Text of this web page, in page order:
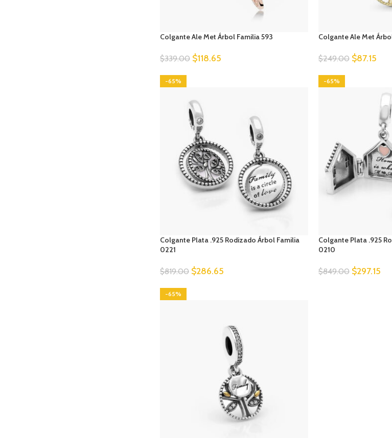
Colgante Ale Met Árbol Familia 593
$339.00 $118.65
Colgante Ale Met
$249.00 $87.15
-65%
Colgante Plata .925 Rodizado Árbol Familia
0221
$819.00 $286.65
-65%
Colgante Plata .925
0210
$849.00 $297.15
-65%